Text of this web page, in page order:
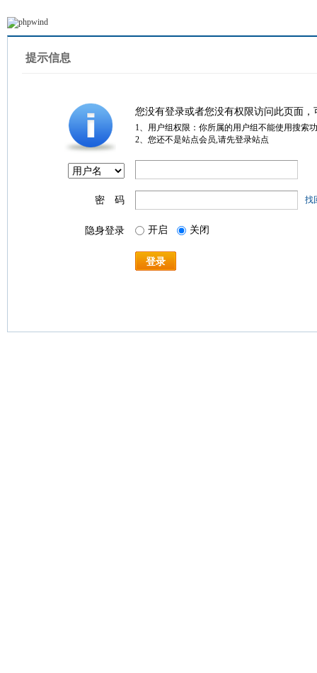
提示信息
您没有登录或者您没有权限访问此页面
1、用户组权限：你所属的用户组不能使用搜索
2、您还不是站点会员,请先登录站点
密 码 找
隐身登录 开启 关闭
登录